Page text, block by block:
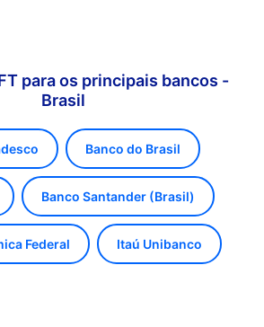
para os principais bancos -
Brasil
Banco do Brasil
Banco Santander (Brasil)
Federal Itaú Unibanco